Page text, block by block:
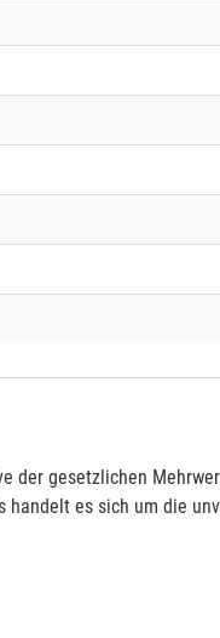
der gesetzlichen
handelt es sich um die